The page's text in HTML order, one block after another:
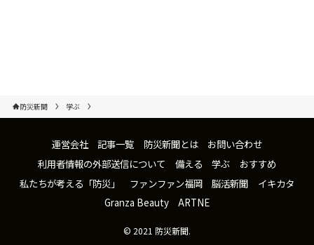
防災新聞 学ぶ
運営会社 記事一覧 防災新聞とは
お問い合わせ
利用者情報の外部送信について
備える 学ぶ
おすすめ
私たちが考える「防災」
ファンファン福岡 脳活新聞
イキカタ
Granza Beauty
ARTNE
© 2021 防災新聞.